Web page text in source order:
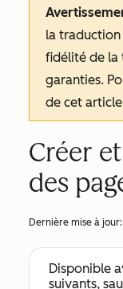
la
fidélité de la
garanties.
de cet
Créer
des
Dernière mise à jour:
Disponible
suivants,